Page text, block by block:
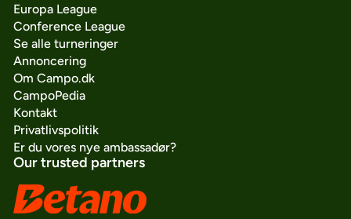
Europa League
Conference League
Se alle turneringer
Annoncering
Om Campo.dk
CampoPedia
Kontakt
Privatlivspolitik
Er du vores nye ambassadør?
Our trusted partners